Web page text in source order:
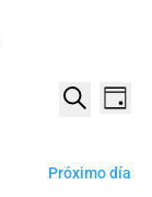
DE
DE
Day
Próximo día